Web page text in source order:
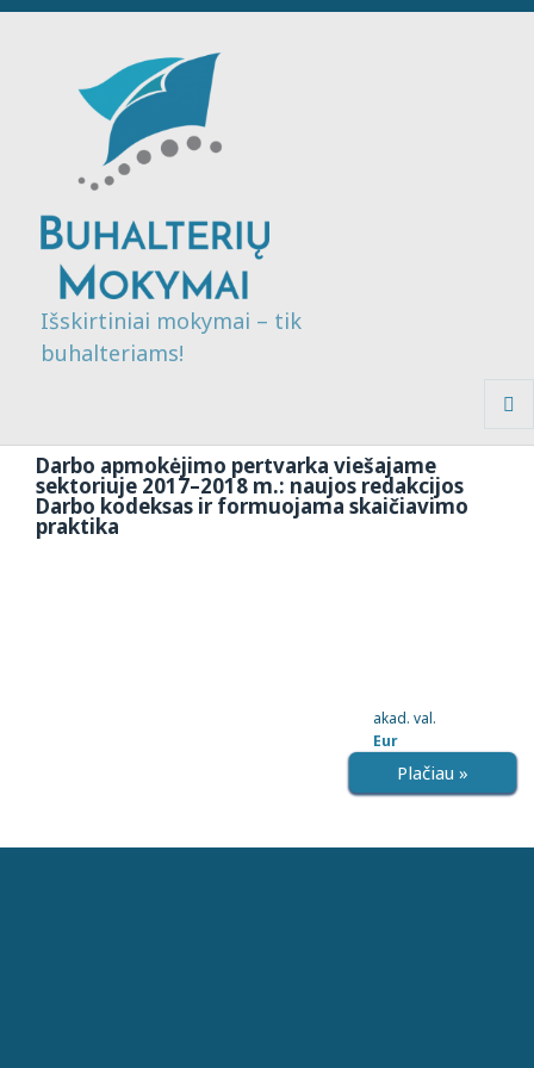
Išskirtiniai mokymai – tik
buhalteriams!
Darbo apmokėjimo pertvarka viešajame
sektoriuje 2017–2018 m.: naujos redakcijos
Darbo kodeksas ir formuojama skaičiavimo
praktika
akad. val.
Eur
Plačiau »